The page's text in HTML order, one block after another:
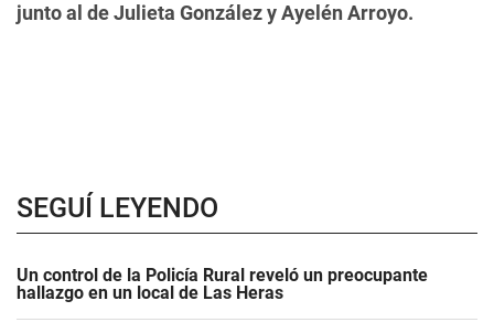
junto al de Julieta González y Ayelén Arroyo.
SEGUÍ LEYENDO
Un control de la Policía Rural reveló un preocupante
hallazgo en un local de Las Heras